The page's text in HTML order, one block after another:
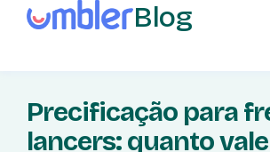
Blog
Precificação para
lancers: quanto